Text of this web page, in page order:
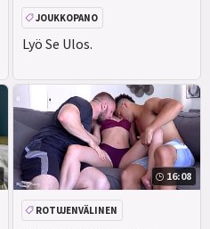
Lyö Se Ulos.
JOUKKOPANO
16:08
ROTUJENVÄLINEN